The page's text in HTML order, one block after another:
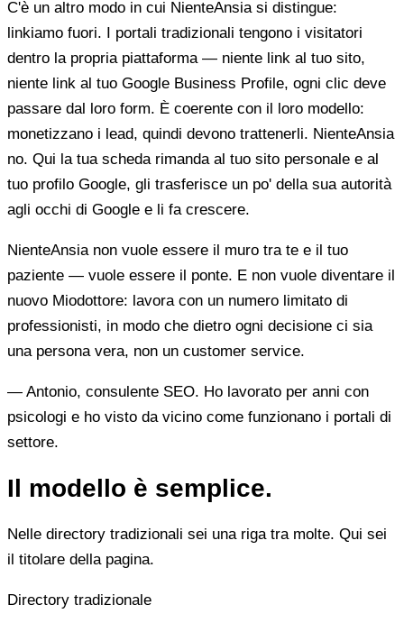
C'è un altro modo in cui NienteAnsia si distingue:
linkiamo fuori. I portali tradizionali tengono i visitatori
dentro la propria piattaforma — niente link al tuo sito,
niente link al tuo Google Business Profile, ogni clic deve
passare dal loro form. È coerente con il loro modello:
monetizzano i lead, quindi devono trattenerli. NienteAnsia
no. Qui la tua scheda rimanda al tuo sito personale e al
tuo profilo Google, gli trasferisce un po' della sua autorità
agli occhi di Google e li fa crescere.
NienteAnsia non vuole essere il muro tra te e il tuo
paziente — vuole essere il ponte. E non vuole diventare il
nuovo Miodottore: lavora con un numero limitato di
professionisti, in modo che dietro ogni decisione ci sia
una persona vera, non un customer service.
— Antonio, consulente SEO. Ho lavorato per anni con
psicologi e ho visto da vicino come funzionano i portali di
settore.
Il modello è semplice.
Nelle directory tradizionali sei una riga tra molte. Qui sei
il titolare della pagina.
Directory tradizionale